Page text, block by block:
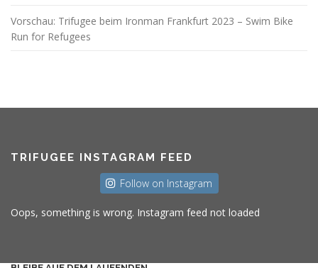
Vorschau: Trifugee beim Ironman Frankfurt 2023 – Swim Bike
Run for Refugees
TRIFUGEE INSTAGRAM FEED
Follow on Instagram
Oops, something is wrong. Instagram feed not loaded